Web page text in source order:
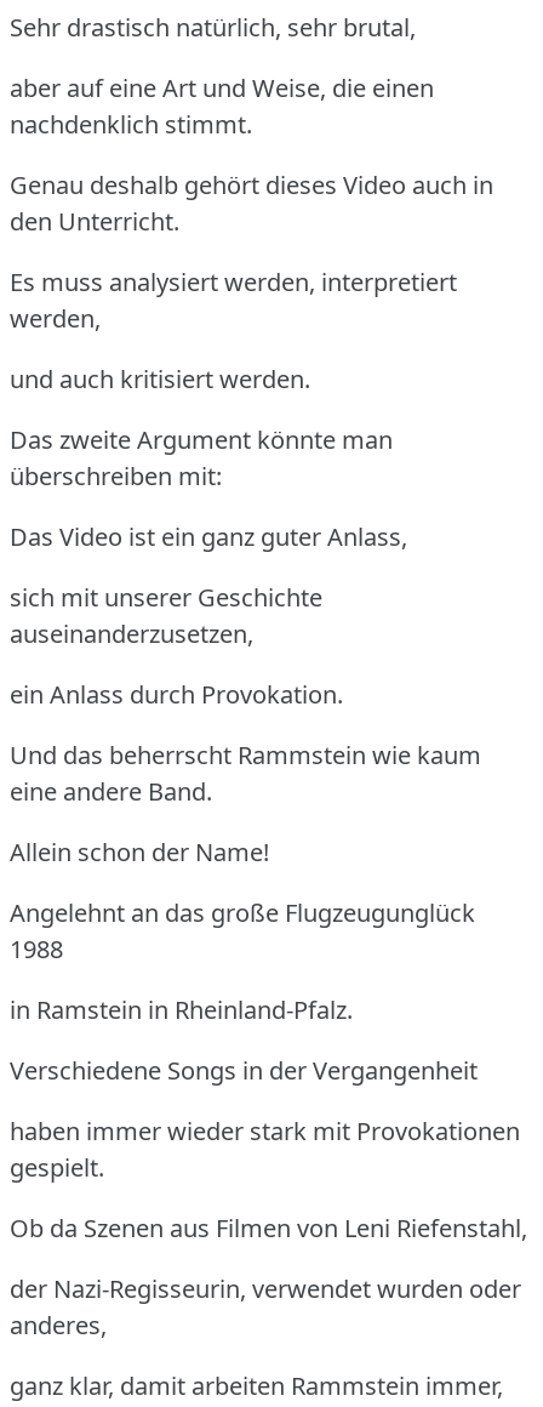
Sehr drastisch natürlich, sehr brutal,
aber auf eine Art und Weise, die einen
nachdenklich stimmt.
Genau deshalb gehört dieses Video auch in
den Unterricht.
Es muss analysiert werden, interpretiert
werden,
und auch kritisiert werden.
Das zweite Argument könnte man
überschreiben mit:
Das Video ist ein ganz guter Anlass,
sich mit unserer Geschichte
auseinanderzusetzen,
ein Anlass durch Provokation.
Und das beherrscht Rammstein wie kaum
eine andere Band.
Allein schon der Name!
Angelehnt an das große Flugzeugunglück
1988
in Ramstein in Rheinland-Pfalz.
Verschiedene Songs in der Vergangenheit
haben immer wieder stark mit Provokationen
gespielt.
Ob da Szenen aus Filmen von Leni Riefenstahl,
der Nazi-Regisseurin, verwendet wurden oder
anderes,
ganz klar, damit arbeiten Rammstein immer,